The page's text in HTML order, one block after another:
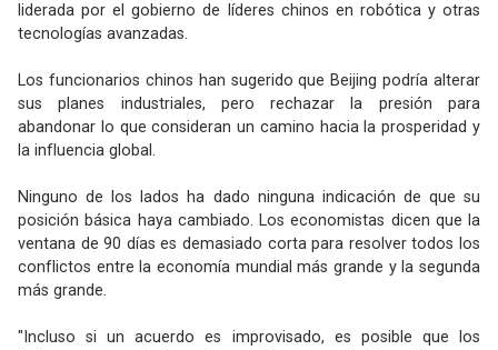
liderada por el gobierno de líderes chinos en robótica y otras
tecnologías avanzadas.
Los funcionarios chinos han sugerido que Beijing podría alterar
sus planes industriales, pero rechazar la presión para
abandonar lo que consideran un camino hacia la prosperidad y
la influencia global.
Ninguno de los lados ha dado ninguna indicación de que su
posición básica haya cambiado. Los economistas dicen que la
ventana de 90 días es demasiado corta para resolver todos los
conflictos entre la economía mundial más grande y la segunda
más grande.
"Incluso si un acuerdo es improvisado, es posible que los